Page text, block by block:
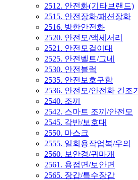
2512. 안전화(기타브랜드)
2515. 안전장화/패션장화
2516. 방한안전화
2520. 안전모/액세서리
2521. 안전모걸이대
2525. 안전벨트/그네
2530. 안전블럭
2535. 안전보호구함
2536. 안전모/안전화 건조기
2540. 조끼
2542. 스마트 조끼/안전모
2545. 각반/보호대
2550. 마스크
2555. 일회용작업복/우의
2560. 보안경/귀마개
2561. 용접면/보안면
2565. 장갑/특수장갑